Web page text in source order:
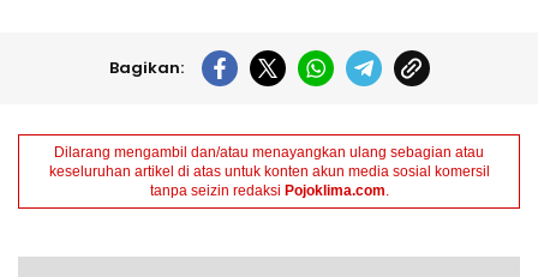
Bagikan:
Dilarang mengambil dan/atau menayangkan ulang sebagian atau
keseluruhan artikel di atas untuk konten akun media sosial komersil
tanpa seizin redaksi Pojoklima.com